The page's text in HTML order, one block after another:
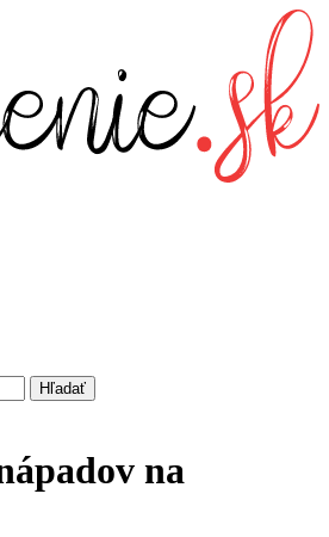
Hľadať
na